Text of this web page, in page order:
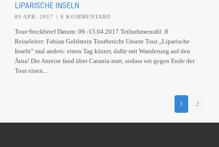
LIPARISCHE INSELN
09 APR. 2017 | 0 KOMMENTARE
Tour-Steckbrief Datum: 09.-15.04.2017 Teilnehmerzahl: 8
Reiseleiter: Fabian Goldstein Tourbericht Unsere Tour „Liparische
Inseln“ mal anders: einen Tag kürzer, dafür mit Wanderung auf den
Ätna! Die Anreise fand über Catania statt, sodass wir gegen Ende der
Tour einen...
1 2